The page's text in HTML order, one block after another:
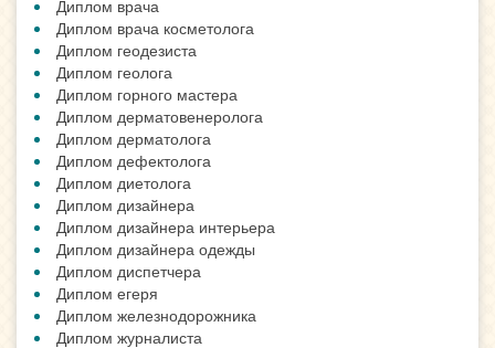
Диплом врача
Диплом врача косметолога
Диплом геодезиста
Диплом геолога
Диплом горного мастера
Диплом дерматовенеролога
Диплом дерматолога
Диплом дефектолога
Диплом диетолога
Диплом дизайнера
Диплом дизайнера интерьера
Диплом дизайнера одежды
Диплом диспетчера
Диплом егеря
Диплом железнодорожника
Диплом журналиста